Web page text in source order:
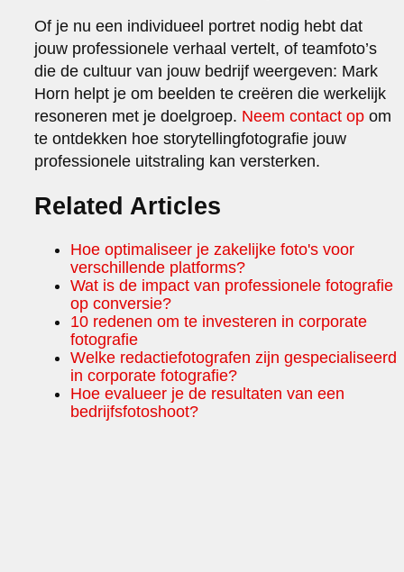
Of je nu een individueel portret nodig hebt dat
jouw professionele verhaal vertelt, of teamfoto’s
die de cultuur van jouw bedrijf weergeven: Mark
Horn helpt je om beelden te creëren die werkelijk
resoneren met je doelgroep. Neem contact op om
te ontdekken hoe storytellingfotografie jouw
professionele uitstraling kan versterken.
Related Articles
Hoe optimaliseer je zakelijke foto's voor
verschillende platforms?
Wat is de impact van professionele fotografie
op conversie?
10 redenen om te investeren in corporate
fotografie
Welke redactiefotografen zijn gespecialiseerd
in corporate fotografie?
Hoe evalueer je de resultaten van een
bedrijfsfotoshoot?